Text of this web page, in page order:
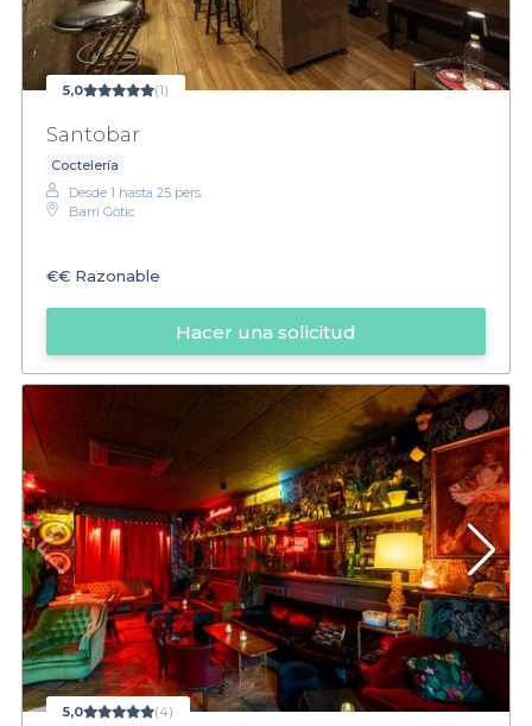
5,0 (1)
Santobar
Coctelería
Desde 1 hasta 25 pers.
Barri Gòtic
€€ Razonable
Hacer una solicitud
5,0 (4)